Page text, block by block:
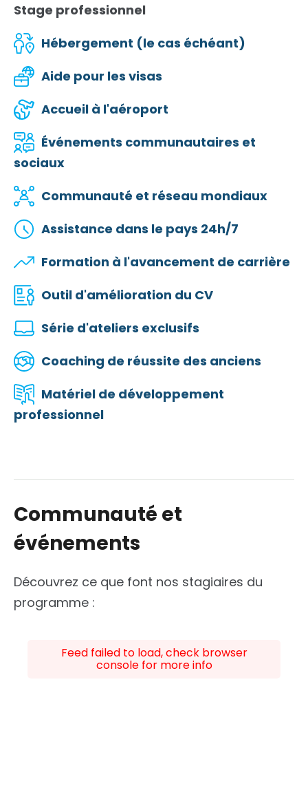
Stage professionnel
Hébergement (le cas échéant)
Aide pour les visas
Accueil à l'aéroport
Événements communautaires et
sociaux
Communauté et réseau mondiaux
Assistance dans le pays 24h/7
Formation à l'avancement de carrière
Outil d'amélioration du CV
Série d'ateliers exclusifs
Coaching de réussite des anciens
Matériel de développement
professionnel
Communauté et
événements
Découvrez ce que font nos stagiaires du
programme :
Feed failed to load, check browser
console for more info